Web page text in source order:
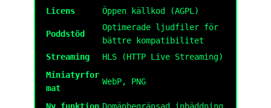
Licens
Öppen källkod (AGPL)
Poddstöd
Optimerade ljudfiler för
bättre kompatibilitet
Streaming
HLS (HTTP Live Streaming)
Miniatyrfor
mat
WebP, PNG